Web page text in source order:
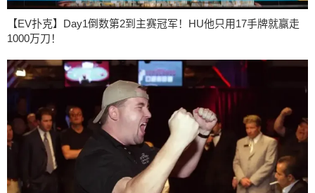
【EV扑克】Day1倒数第2到主赛冠军！HU他只用17手牌就赢走
1000万刀！